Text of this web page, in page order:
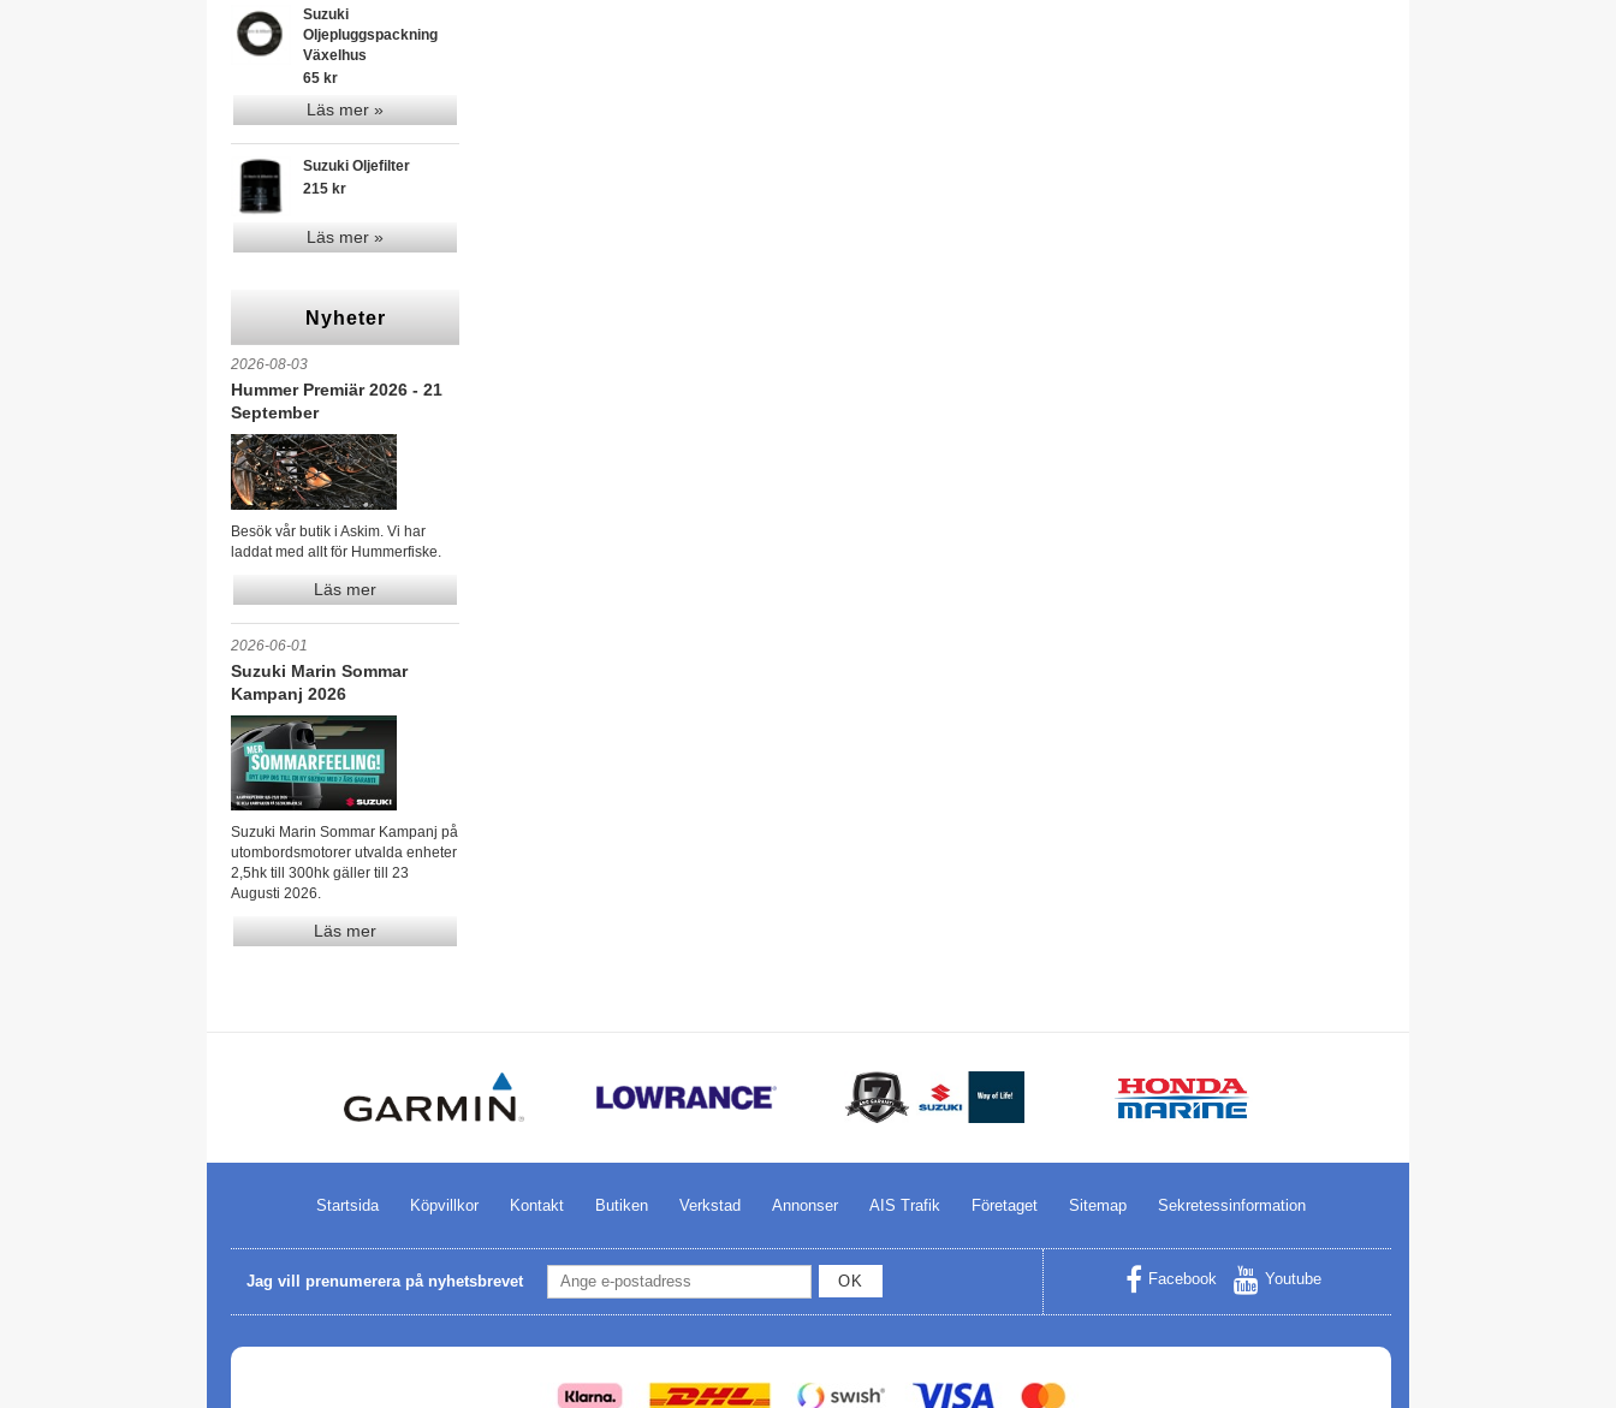
Suzuki
Oljepluggspackning
Växelhus
65 kr
Läs mer »
Suzuki Oljefilter
215 kr
Läs mer »
Nyheter
2026-08-03
Hummer Premiär 2026 - 21
September
Besök vår butik i Askim. Vi har
laddat med allt för Hummerfiske.
Läs mer
2026-06-01
Suzuki Marin Sommar
Kampanj 2026
Suzuki Marin Sommar Kampanj på
utombordsmotorer utvalda enheter
2,5hk till 300hk gäller till 23
Augusti 2026.
Läs mer
Startsida Köpvillkor Kontakt Butiken Verkstad Annonser AIS Trafik Företaget Sitemap Sekretessinformation
Jag vill prenumerera på nyhetsbrevet OK Facebook Youtube